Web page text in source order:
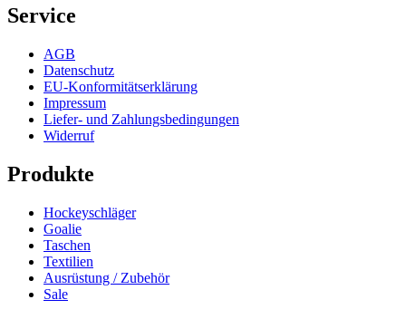
Service
AGB
Datenschutz
EU-Konformitätserklärung
Impressum
Liefer- und Zahlungsbedingungen
Widerruf
Produkte
Hockeyschläger
Goalie
Taschen
Textilien
Ausrüstung / Zubehör
Sale